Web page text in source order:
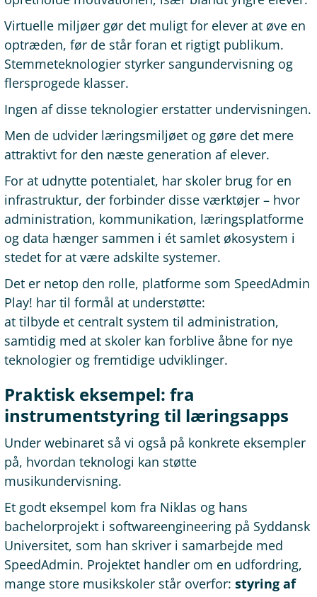
Virtuelle miljøer gør det muligt for elever at øve en
optræden, før de står foran et rigtigt publikum.
Stemmeteknologier styrker sangundervisning og
flersprogede klasser.
Ingen af disse teknologier erstatter undervisningen.
Men de udvider læringsmiljøet og gøre det mere
attraktivt for den næste generation af elever.
For at udnytte potentialet, har skoler brug for en
infrastruktur, der forbinder disse værktøjer – hvor
administration, kommunikation, læringsplatforme
og data hænger sammen i ét samlet økosystem i
stedet for at være adskilte systemer.
Det er netop den rolle, platforme som SpeedAdmin
Play! har til formål at understøtte:
at tilbyde et centralt system til administration,
samtidig med at skoler kan forblive åbne for nye
teknologier og fremtidige udviklinger.
Praktisk eksempel: fra
instrumentstyring til læringsapps
Under webinaret så vi også på konkrete eksempler
på, hvordan teknologi kan støtte
musikundervisning.
Et godt eksempel kom fra Niklas og hans
bachelorprojekt i softwareengineering på Syddansk
Universitet, som han skriver i samarbejde med
SpeedAdmin. Projektet handler om en udfordring,
mange store musikskoler står overfor: styring af